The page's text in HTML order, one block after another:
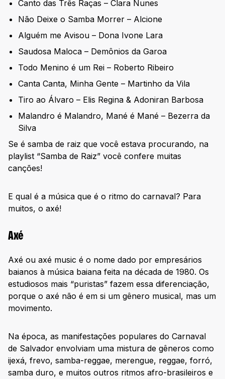
Canto das Três Raças – Clara Nunes
Não Deixe o Samba Morrer – Alcione
Alguém me Avisou – Dona Ivone Lara
Saudosa Maloca – Demônios da Garoa
Todo Menino é um Rei – Roberto Ribeiro
Canta Canta, Minha Gente – Martinho da Vila
Tiro ao Álvaro – Elis Regina & Adoniran Barbosa
Malandro é Malandro, Mané é Mané – Bezerra da
Silva
Se é samba de raiz que você estava procurando, na
playlist “Samba de Raiz” você confere muitas
canções!
E qual é a música que é o ritmo do carnaval? Para
muitos, o axé!
Axé
Axé ou axé music é o nome dado por empresários
baianos à música baiana feita na década de 1980. Os
estudiosos mais “puristas” fazem essa diferenciação,
porque o axé não é em si um gênero musical, mas um
movimento.
Na época, as manifestações populares do Carnaval
de Salvador envolviam uma mistura de gêneros como
ijexá, frevo, samba-reggae, merengue, reggae, forró,
samba duro, e muitos outros ritmos afro-brasileiros e